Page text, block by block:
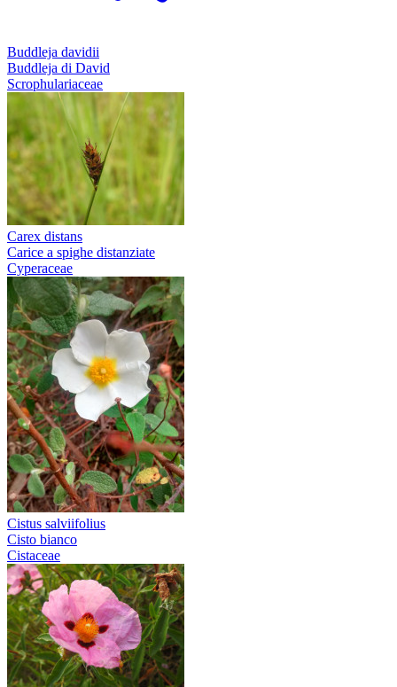
Buddleja davidii
Buddleja di David
Scrophulariaceae
Carex distans
Carice a spighe distanziate
Cyperaceae
Cistus salviifolius
Cisto bianco
Cistaceae